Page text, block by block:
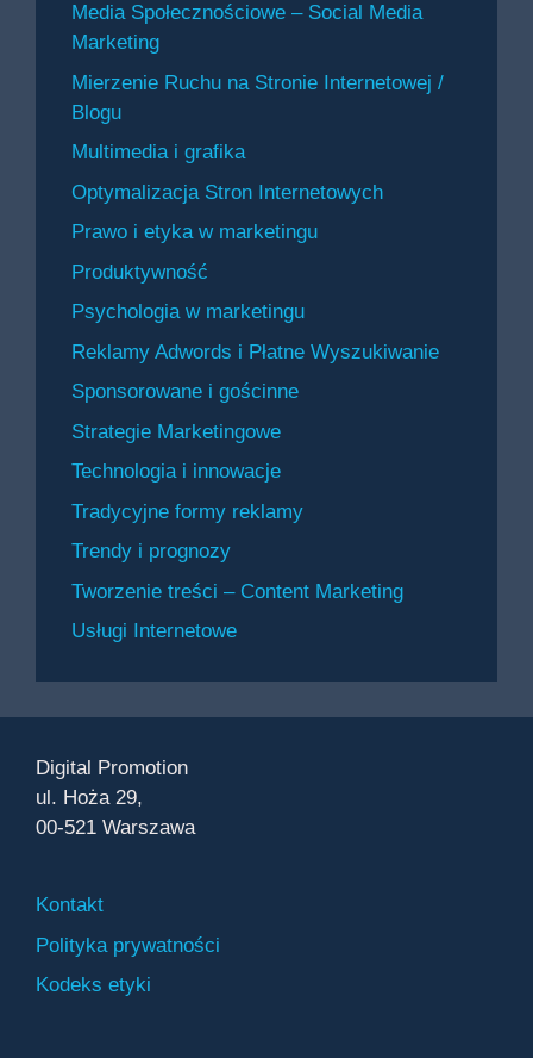
Media Społecznościowe – Social Media
Marketing
Mierzenie Ruchu na Stronie Internetowej /
Blogu
Multimedia i grafika
Optymalizacja Stron Internetowych
Prawo i etyka w marketingu
Produktywność
Psychologia w marketingu
Reklamy Adwords i Płatne Wyszukiwanie
Sponsorowane i gościnne
Strategie Marketingowe
Technologia i innowacje
Tradycyjne formy reklamy
Trendy i prognozy
Tworzenie treści – Content Marketing
Usługi Internetowe
Digital Promotion
ul. Hoża 29,
00-521 Warszawa
Kontakt
Polityka prywatności
Kodeks etyki